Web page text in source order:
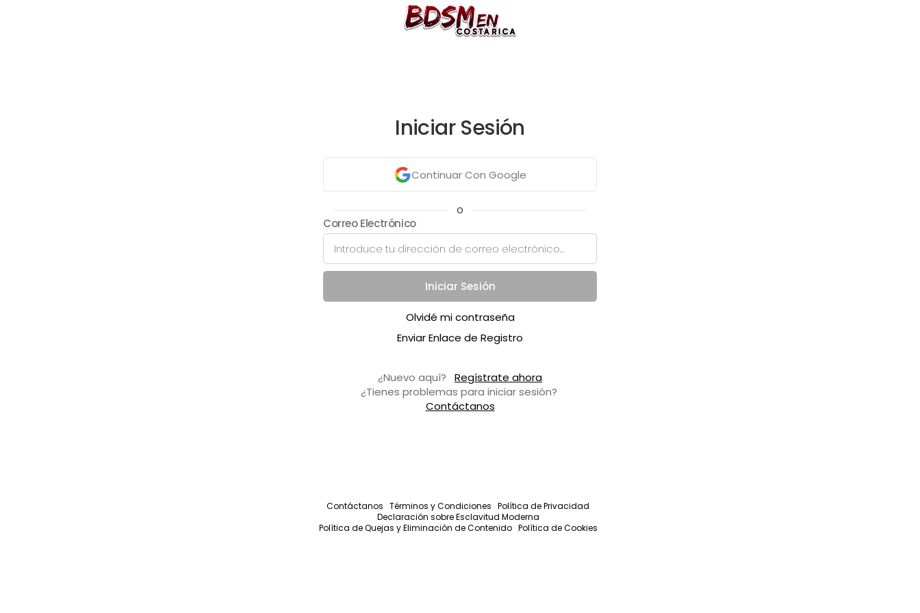
Iniciar Sesión
Continuar Con Google
o
Correo Electrónico
Iniciar Sesión
Olvidé mi contraseña
Enviar Enlace de Registro
¿Nuevo aquí?
Regístrate ahora
¿Tienes problemas para iniciar sesión?
Contáctanos
Contáctanos Términos y Condiciones Política de Privacidad
Declaración sobre Esclavitud Moderna
Política de Quejas y Eliminación de Contenido Política de Cookies